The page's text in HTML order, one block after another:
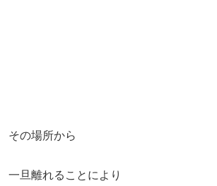
その場所から
一旦離れることにより